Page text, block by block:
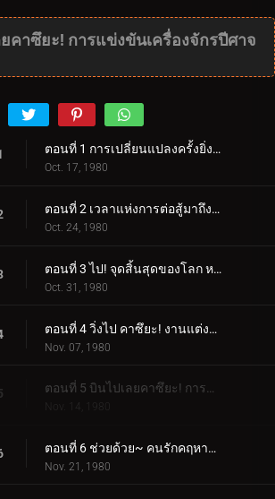
คาซึยะ! การแข่งขันเครื่องจักรปีศาจ
ตอนที่ 1 การเปลี่ยนแปลงครั้งยิ่งใหญ่ของมนุษย์ที่ได้รับการปรับปรุงใหม่สำหรับโลก
Oct. 17, 1980
ตอนที่ 2 เวลาแห่งการต่อสู้มาถึงแล้ว! การเคลื่อนไหวคือหมัดเส้าหลินที่จริงใจ
Oct. 24, 1980
ตอนที่ 3 ไป! จุดสิ้นสุดของโลก หมู่บ้านทองคำแห่งความเชื่อ
Oct. 31, 1980
ตอนที่ 4 วิ่งไป คาซึยะ! งานแต่งงานของ Dogma เดือนมีนาคมแห่งความตาย
Nov. 07, 1980
ตอนที่ 5 บินไปเลยคาซึยะ! การแข่งขันเครื่องจักรปีศาจ
Nov. 14, 1980
ตอนที่ 6 ช่วยด้วย~ คนรักคฤหาสน์รังแมงมุม
Nov. 21, 1980